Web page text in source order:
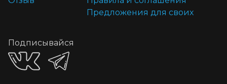
Предложения для своих
Подписывайся